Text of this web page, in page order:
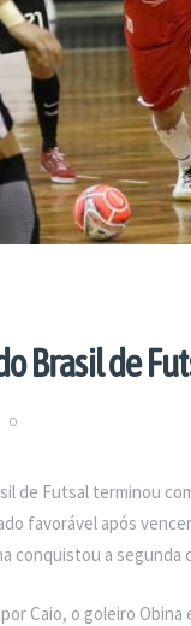
Brasil de
0
de Futsal terminou
favorável após
conquistou a segunda
Caio, o goleiro